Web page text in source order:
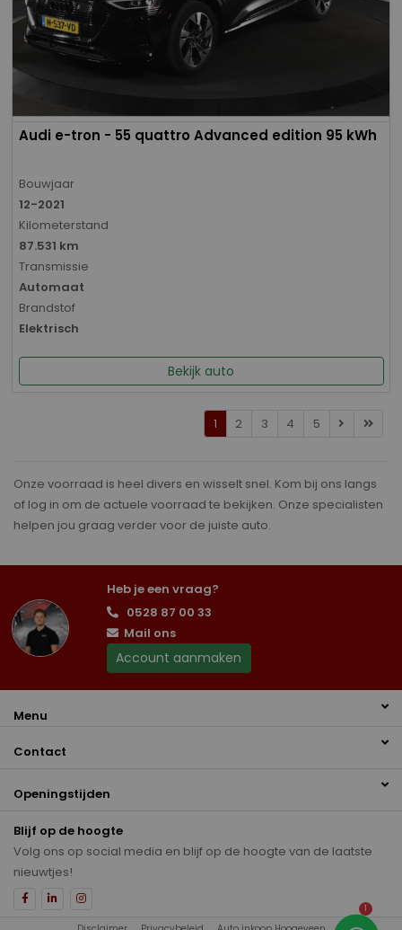
Audi e-tron - 55 quattro Advanced edition 95 kWh
Bouwjaar
12-2021
Kilometerstand
87.531 km
Transmissie
Automaat
Brandstof
Elektrisch
Bekijk auto
1 2 3 4 5
Onze voorraad is heel divers en wisselt snel. Kom bij ons langs
of log in om de actuele voorraad te bekijken. Onze specialisten
helpen jou graag verder voor de juiste auto.
Heb je een vraag?
0528 87 00 33
Mail ons
Account aanmaken
Menu
Contact
Openingstijden
Blijf op de hoogte
Volg ons op social media en blijf op de hoogte van de laatste
nieuwtjes!
1